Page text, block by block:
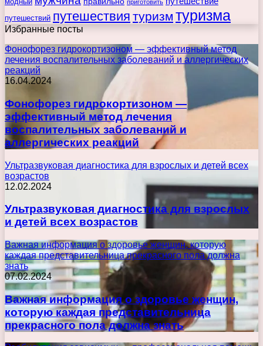
приготовить
путешествий путешествия туризм туризма
Избранные посты
Фонофорез гидрокортизоном — эффективный метод
лечения воспалительных заболеваний и аллергических
реакций
16.04.2024
Фонофорез гидрокортизоном —
эффективный метод лечения
воспалительных заболеваний и
аллергических реакций
Ультразвуковая диагностика для взрослых и детей всех
возрастов
12.02.2024
Ультразвуковая диагностика для взрослых
и детей всех возрастов
Важная информация о здоровье женщин, которую
каждая представительница прекрасного пола должна
знать
07.02.2024
Важная информация о здоровье женщин,
которую каждая представительница
прекрасного пола должна знать